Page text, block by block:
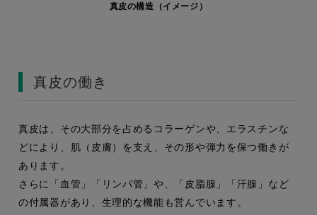
真皮の構造（イメージ）
真皮の働き
真皮は、その大部分を占めるコラーゲンや、エラスチンな
どにより、肌（皮膚）を支え、その形や弾力を保つ働きが
あります。
さらに「血管」「リンパ管」や、「皮脂腺」「汗腺」など
の付属器があり、生理的な機能も営んでいます。